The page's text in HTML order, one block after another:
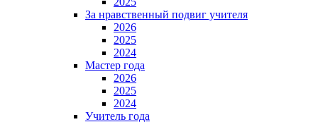
За нравственный подвиг учителя
2026
2025
2024
Мастер года
2026
2025
2024
Учитель года